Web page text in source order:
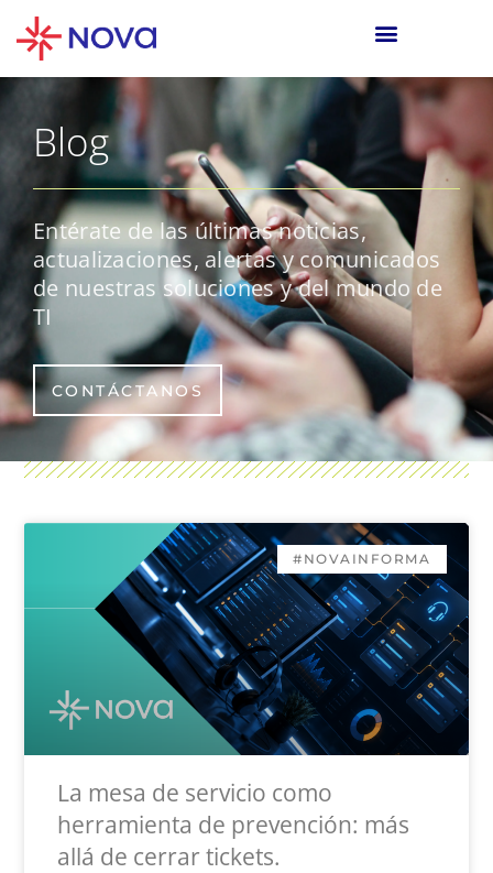
Blog
Entérate de las últimas noticias,
actualizaciones, alertas y comunicados
de nuestras soluciones y del mundo de
TI
CONTÁCTANOS
#NOVAINFORMA
La mesa de servicio como
herramienta de prevención: más
allá de cerrar tickets.